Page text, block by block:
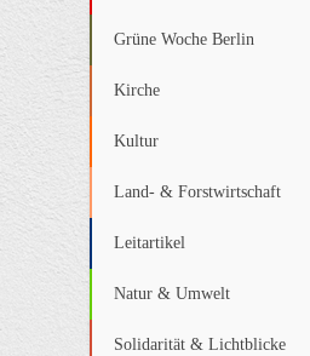
Grüne Woche Berlin
Kirche
Kultur
Land- & Forstwirtschaft
Leitartikel
Natur & Umwelt
Solidarität & Lichtblicke